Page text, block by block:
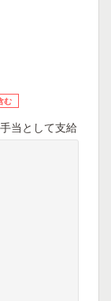
む
当として支給